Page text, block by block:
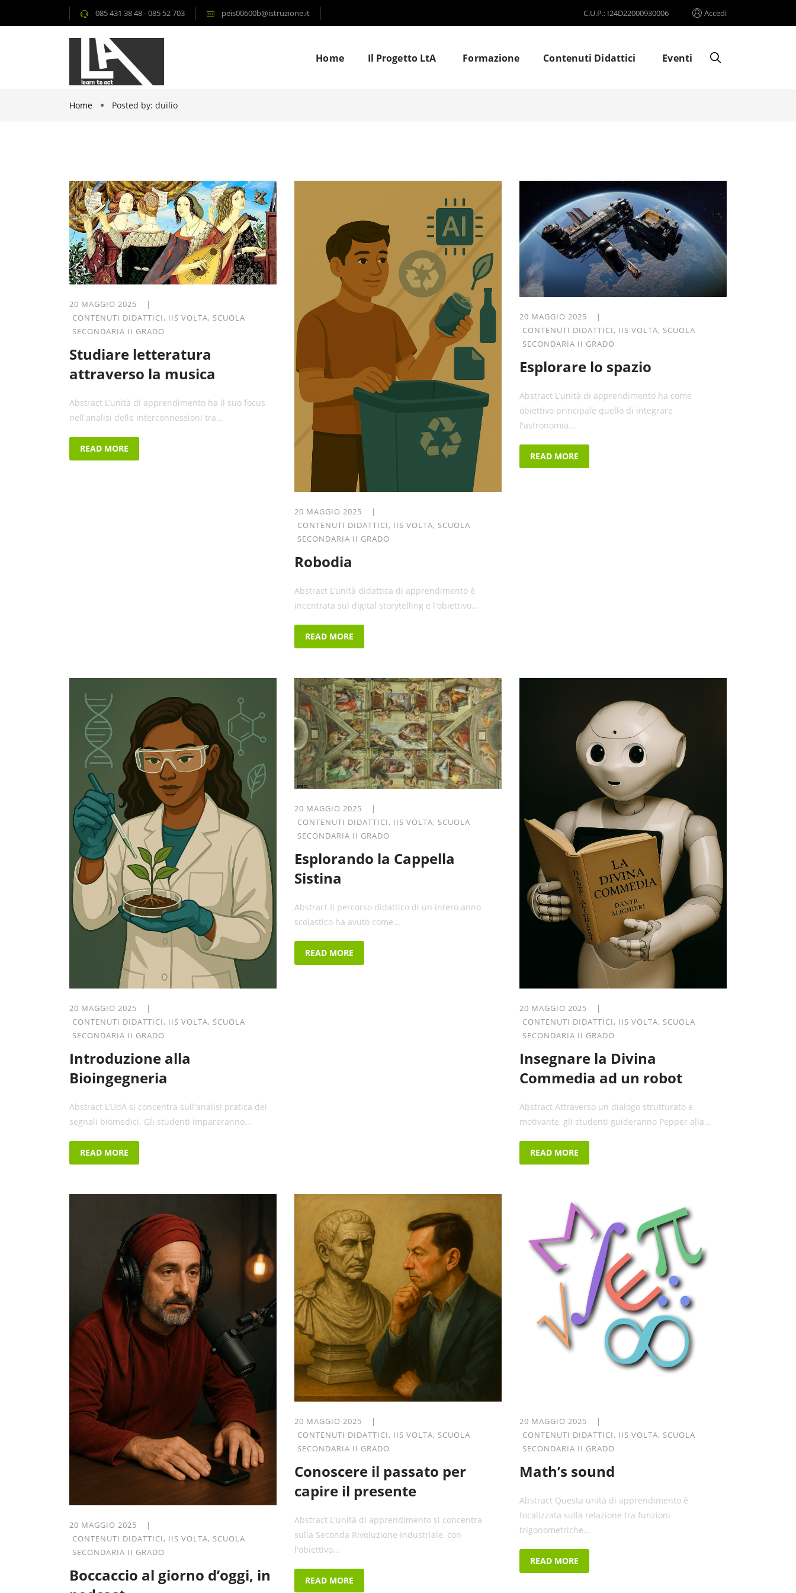
085 431 38 48 - 085 52 703 peis00600b@istruzione.it C.U.P.: I24D22000930006 Accedi
Home Il Progetto LtA Formazione Contenuti Didattici Eventi
Home Posted by: duilio
20 MAGGIO 2025 |
CONTENUTI DIDATTICI, IIS VOLTA, SCUOLA
SECONDARIA II GRADO
Studiare letteratura
attraverso la musica
Abstract L’unità di apprendimento ha il suo focus
nell'analisi delle interconnessioni tra...
READ MORE
20 MAGGIO 2025 |
CONTENUTI DIDATTICI, IIS VOLTA, SCUOLA
SECONDARIA II GRADO
Robodia
Abstract L’unità didattica di apprendimento è
incentrata sul digital storytelling e l'obiettivo...
READ MORE
20 MAGGIO 2025 |
CONTENUTI DIDATTICI, IIS VOLTA, SCUOLA
SECONDARIA II GRADO
Esplorare lo spazio
Abstract L’unità di apprendimento ha come
obiettivo principale quello di integrare
l'astronomia...
READ MORE
20 MAGGIO 2025 |
CONTENUTI DIDATTICI, IIS VOLTA, SCUOLA
SECONDARIA II GRADO
Introduzione alla
Bioingegneria
Abstract L’UdA si concentra sull'analisi pratica dei
segnali biomedici. Gli studenti impareranno...
READ MORE
20 MAGGIO 2025 |
CONTENUTI DIDATTICI, IIS VOLTA, SCUOLA
SECONDARIA II GRADO
Esplorando la Cappella
Sistina
Abstract Il percorso didattico di un intero anno
scolastico ha avuto come...
READ MORE
20 MAGGIO 2025 |
CONTENUTI DIDATTICI, IIS VOLTA, SCUOLA
SECONDARIA II GRADO
Insegnare la Divina
Commedia ad un robot
Abstract Attraverso un dialogo strutturato e
motivante, gli studenti guideranno Pepper alla...
READ MORE
20 MAGGIO 2025 |
CONTENUTI DIDATTICI, IIS VOLTA, SCUOLA
SECONDARIA II GRADO
Boccaccio al giorno d’oggi, in
20 MAGGIO 2025 |
CONTENUTI DIDATTICI, IIS VOLTA, SCUOLA
SECONDARIA II GRADO
Conoscere il passato per
capire il presente
Abstract L'unità di apprendimento si concentra
sulla Seconda Rivoluzione Industriale, con
l'obiettivo...
READ MORE
20 MAGGIO 2025 |
CONTENUTI DIDATTICI, IIS VOLTA, SCUOLA
SECONDARIA II GRADO
Math’s sound
Abstract Questa unità di apprendimento è
focalizzata sulla relazione tra funzioni
trigonometriche...
READ MORE